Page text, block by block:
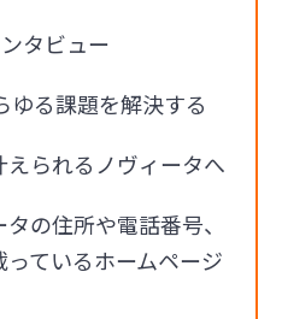
タビュー
ゆる課題を解決する
られるノヴィータへ
の住所や電話番号、
ているホームページ